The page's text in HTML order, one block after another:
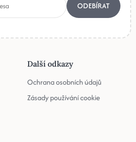
ODEBÍRAT
Další odkazy
Ochrana osobních údajů
Zásady používání cookie